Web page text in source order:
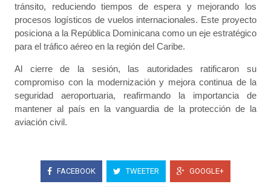
tránsito, reduciendo tiempos de espera y mejorando los
procesos logísticos de vuelos internacionales. Este proyecto
posiciona a la República Dominicana como un eje estratégico
para el tráfico aéreo en la región del Caribe.
Al cierre de la sesión, las autoridades ratificaron su
compromiso con la modernización y mejora continua de la
seguridad aeroportuaria, reafirmando la importancia de
mantener al país en la vanguardia de la protección de la
aviación civil.
FACEBOOK TWEETER GOOGLE+